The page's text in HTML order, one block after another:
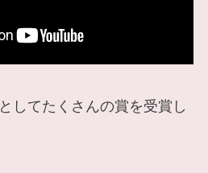
としてたくさんの賞を受賞し